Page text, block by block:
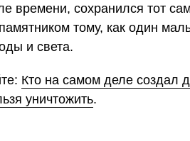
времени, сохранился тот
тому, как один
и света.
Кто на самом деле создал
уничтожить.